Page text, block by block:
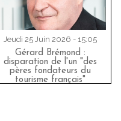
Jeudi 25 Juin 2026 - 15:05
Gérard Brémond :
disparation de l'un "des
pères fondateurs du
tourisme français"